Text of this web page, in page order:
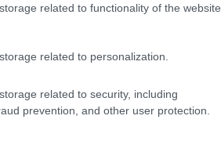
related to functionality of the website
related to personalization.
related to security, including
prevention, and other user protection.